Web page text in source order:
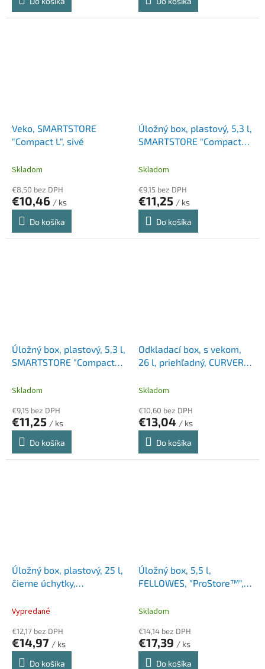
Veko, SMARTSTORE
"Compact L", sivé
Skladom
€8,50 bez DPH
€10,46 / ks
Do košíka
Úložný box, plastový, 5,3 l,
SMARTSTORE "Compact
Skladom
€9,15 bez DPH
€11,25 / ks
Do košíka
Úložný box, plastový, 5,3 l,
SMARTSTORE "Compact
Skladom
€9,15 bez DPH
€11,25 / ks
Do košíka
Odkladací box, s vekom,
26 l, priehľadný, CURVER
Skladom
€10,60 bez DPH
€13,04 / ks
Do košíka
Úložný box, plastový, 25 l,
čierne úchytky,
priehľadný
Vypredané
€12,17 bez DPH
€14,97 / ks
Do košíka
Úložný box, 5,5 l,
FELLOWES, "ProStore™",
Skladom
€14,14 bez DPH
€17,39 / ks
Do košíka